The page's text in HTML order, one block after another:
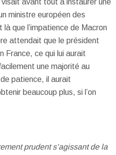
visait avant tout à instaurer une
ministre européen des
que l’impatience de Macron
attendait que le président
France, ce qui lui aurait
une majorité au
patience, il aurait
beaucoup plus, si l’on
prudent s’agissant de la